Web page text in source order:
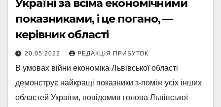
Україні за всіма економічними
показниками, і це погано, —
керівник області
20.05.2022 РЕДАКЦІЯ ПРИБУТОК
В умовах війни економіка Львівської області
демонструє найкращі показники з-поміж усіх інших
областей України, повідомив голова Львівської